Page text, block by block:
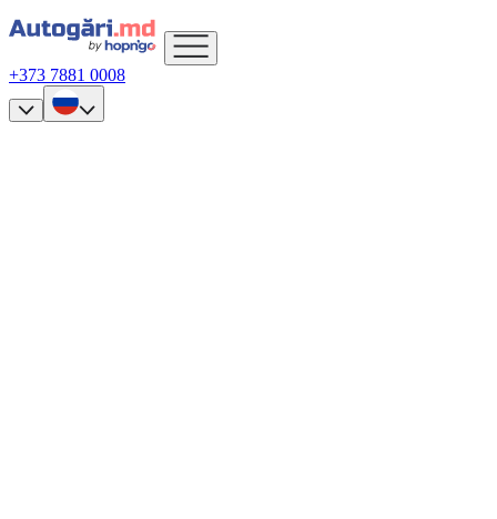
+373 7881 0008